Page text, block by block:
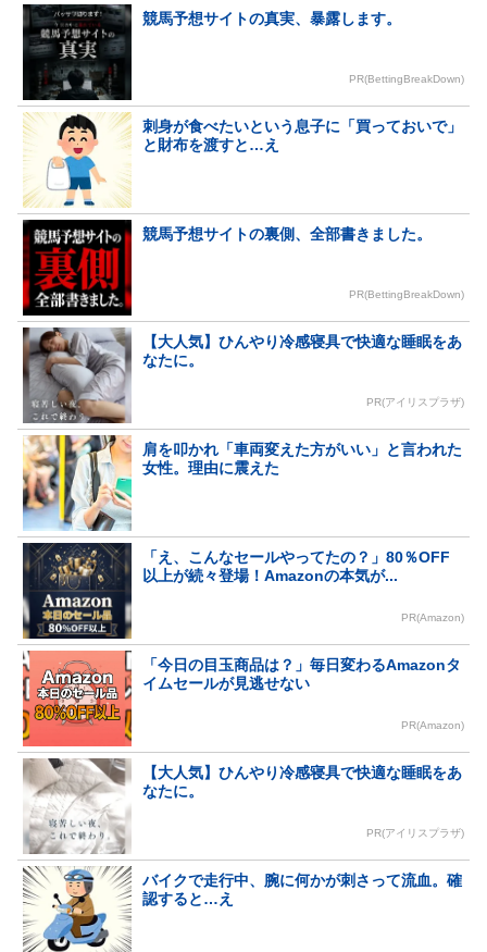
競馬予想サイトの真実、暴露します。
PR(BettingBreakDown)
刺身が食べたいという息子に「買っておいで」
と財布を渡すと…え
競馬予想サイトの裏側、全部書きました。
PR(BettingBreakDown)
【大人気】ひんやり冷感寝具で快適な睡眠をあ
なたに。
PR(アイリスプラザ)
肩を叩かれ「車両変えた方がいい」と言われた
女性。理由に震えた
「え、こんなセールやってたの？」80％OFF
以上が続々登場！Amazonの本気が...
PR(Amazon)
「今日の目玉商品は？」毎日変わるAmazonタ
イムセールが見逃せない
PR(Amazon)
【大人気】ひんやり冷感寝具で快適な睡眠をあ
なたに。
PR(アイリスプラザ)
バイクで走行中、腕に何かが刺さって流血。確
認すると…え